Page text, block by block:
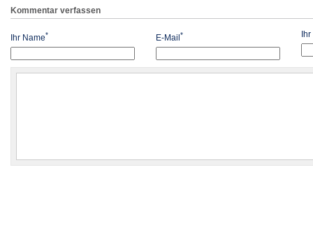
Kommentar verfassen
Ihr Name* E-Mail *